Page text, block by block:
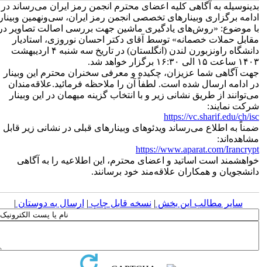
به آگاهی کلیه اعضای محترم انجمن رمز ایران می‌رساند در
برگزاری وبینارهای تخصصی انجمن رمز ایران، سی‌ونهمین وبینار
موضوع: «روش‌های یادگیری ماشین جهت بررسی اصالت تصاویر در
حملات خصمانه» توسط آقای دکتر احسان نوروزی، استادیار
دانشگاه راونزبورن لندن (انگلستان) در تاریخ سه شنبه ۴ اردیبهشت
۱۵ الی ۱۶:۳۰ برگزار خواهد شد.
آگاهی شما عزیزان، چکیده و معرفی سخنران محترم این وبینار
ادامه ارسال شده است. لطفاً آن را ملاحظه فرمائید.علاقه‌مندان
از طریق نشانی زیر و با انتخاب گزینه میهمان در این وبینار
نمایند:
https://vc.sharif.edu/ch/
به اطلاع می‌رساند ویدئوهای وبینارهای قبلی در نشانی زیر قابل
https://www.aparat.com/
است اساتید و اعضای محترم، این اطلاعیه را به آگاهی
و همکاران علاقه‌مند خود برسانند.
سایر مطالب این بخش | نسخه قابل چاپ| ارسال به دوستان|